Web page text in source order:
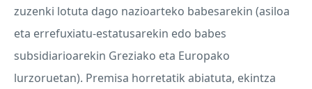
zuzenki lotuta dago nazioarteko babesarekin (asiloa
eta errefuxiatu-estatusarekin edo babes
subsidiarioarekin Greziako eta Europako
lurzoruetan). Premisa horretatik abiatuta, ekintza